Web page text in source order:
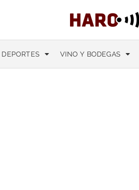
DEPORTES VINO Y BODEGAS